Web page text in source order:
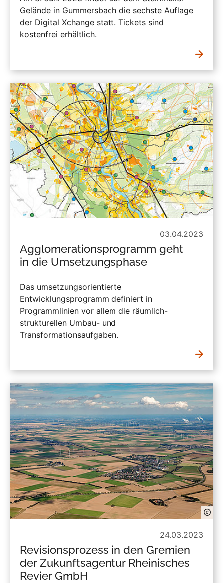
Gelände in Gummersbach die sechste Auflage
der Digital Xchange statt. Tickets sind
kostenfrei erhältlich.
03.04.2023
Agglomerationsprogramm geht
in die Umsetzungsphase
Das umsetzungsorientierte
Entwicklungsprogramm definiert in
Programmlinien vor allem die räumlich-
strukturellen Umbau- und
Transformationsaufgaben.
24.03.2023
Revisionsprozess in den Gremien
der Zukunftsagentur Rheinisches
Revier GmbH